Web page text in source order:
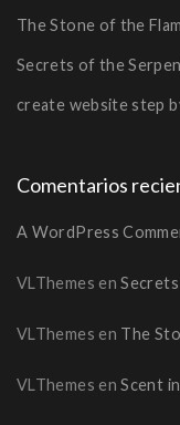
The Stone of the
Secrets of the
create website step
Comentarios
A WordPress
VLThemes en
VLThemes en The
VLThemes enScent